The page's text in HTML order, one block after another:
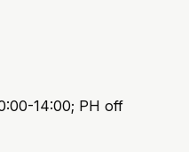
14:00; PH off